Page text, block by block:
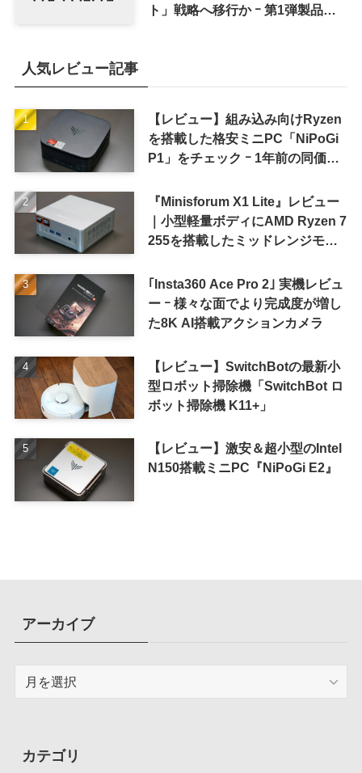
ト」戦略へ移行か ｰ 第1弾製品は
人気レビュー記事
【レビュー】組み込み向けRyzen
を搭載した格安ミニPC「NiPoGi
P1」をチェック ｰ 1年前の同価格
『Minisforum X1 Lite』レビュー
｜小型軽量ボディにAMD Ryzen 7
255を搭載したミッドレンジモデ
｢Insta360 Ace Pro 2｣ 実機レビュ
ー ｰ 様々な面でより完成度が増し
た8K AI搭載アクションカメラ
【レビュー】SwitchBotの最新小
型ロボット掃除機「SwitchBot ロ
ボット掃除機 K11+」
【レビュー】激安＆超小型のIntel
N150搭載ミニPC『NiPoGi E2』
アーカイブ
ブカテゴリ